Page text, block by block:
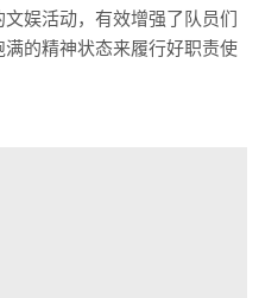
娱活动，有效增强了队员们
的精神状态来履行好职责使